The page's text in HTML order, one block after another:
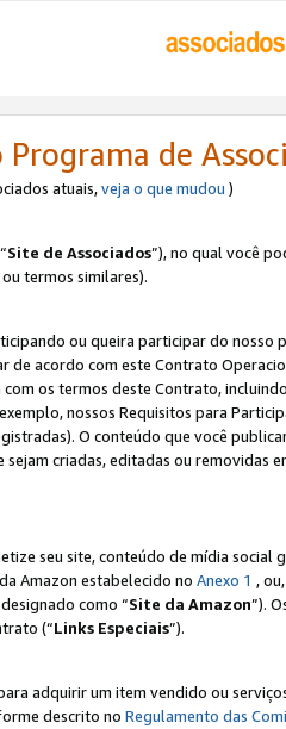
de
atuais,veja o que mudou )
Site de Associados”), no qual você
ou termos similares).
ou queira participar do nosso
de acordo com este Contrato
os termos deste Contrato,
nossos Requisitos para
O conteúdo que você
criadas, editadas ou removidas
seu site, conteúdo de mídia
Amazon estabelecido no Anexo 1 ,
como “Site da Amazon”).
(“Links Especiais”).
adquirir um item vendido ou
descrito no Regulamento das